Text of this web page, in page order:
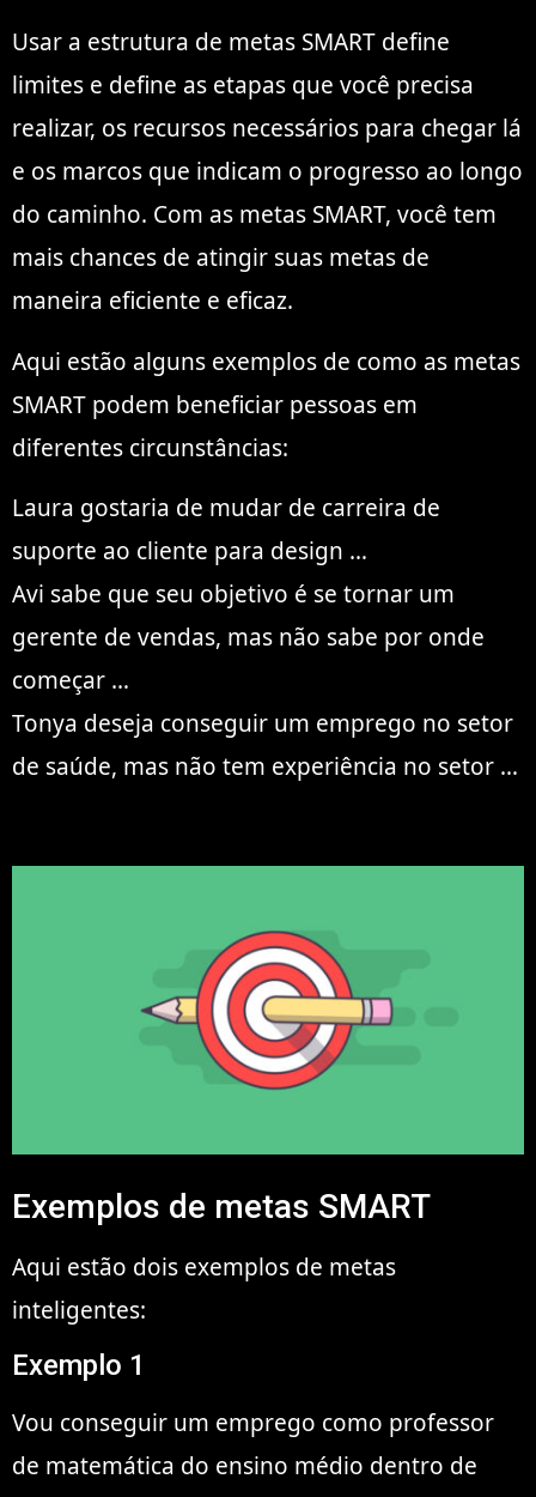
Usar a estrutura de metas SMART define
limites e define as etapas que você precisa
realizar, os recursos necessários para chegar lá
e os marcos que indicam o progresso ao longo
do caminho. Com as metas SMART, você tem
mais chances de atingir suas metas de
maneira eficiente e eficaz.
Aqui estão alguns exemplos de como as metas
SMART podem beneficiar pessoas em
diferentes circunstâncias:
Laura gostaria de mudar de carreira de
suporte ao cliente para design …
Avi sabe que seu objetivo é se tornar um
gerente de vendas, mas não sabe por onde
começar …
Tonya deseja conseguir um emprego no setor
de saúde, mas não tem experiência no setor …
Exemplos de metas SMART
Aqui estão dois exemplos de metas
inteligentes:
Exemplo 1
Vou conseguir um emprego como professor
de matemática do ensino médio dentro de